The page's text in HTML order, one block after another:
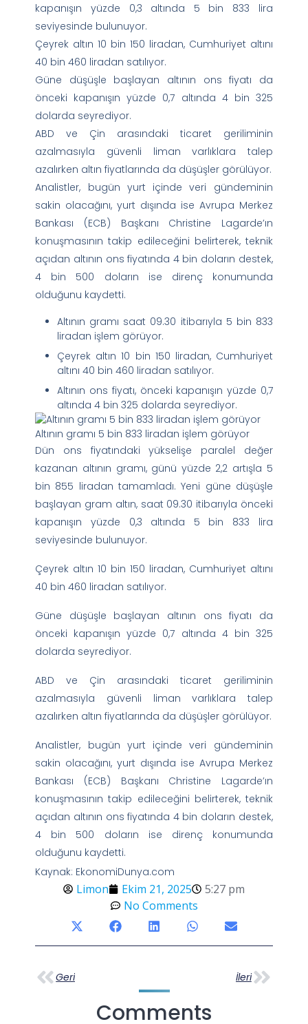
kapanışın yüzde 0,3 altında 5 bin 833 lira
seviyesinde bulunuyor.
Çeyrek altın 10 bin 150 liradan, Cumhuriyet altını
40 bin 460 liradan satılıyor.
Güne düşüşle başlayan altının ons fiyatı da
önceki kapanışın yüzde 0,7 altında 4 bin 325
dolarda seyrediyor.
ABD ve Çin arasındaki ticaret geriliminin
azalmasıyla güvenli liman varlıklara talep
azalırken altın fiyatlarında da düşüşler görülüyor.
Analistler, bugün yurt içinde veri gündeminin
sakin olacağını, yurt dışında ise Avrupa Merkez
Bankası (ECB) Başkanı Christine Lagarde’ın
konuşmasının takip edileceğini belirterek, teknik
açıdan altının ons fiyatında 4 bin doların destek,
4 bin 500 doların ise direnç konumunda
olduğunu kaydetti.
Altının gramı saat 09.30 itibarıyla 5 bin 833
liradan işlem görüyor.
Çeyrek altın 10 bin 150 liradan, Cumhuriyet
altını 40 bin 460 liradan satılıyor.
Altının ons fiyatı, önceki kapanışın yüzde 0,7
altında 4 bin 325 dolarda seyrediyor.
Altının gramı 5 bin 833 liradan işlem görüyor
Dün ons fiyatındaki yükselişe paralel değer
kazanan altının gramı, günü yüzde 2,2 artışla 5
bin 855 liradan tamamladı. Yeni güne düşüşle
başlayan gram altın, saat 09.30 itibarıyla önceki
kapanışın yüzde 0,3 altında 5 bin 833 lira
seviyesinde bulunuyor.
Çeyrek altın 10 bin 150 liradan, Cumhuriyet altını
40 bin 460 liradan satılıyor.
Güne düşüşle başlayan altının ons fiyatı da
önceki kapanışın yüzde 0,7 altında 4 bin 325
dolarda seyrediyor.
ABD ve Çin arasındaki ticaret geriliminin
azalmasıyla güvenli liman varlıklara talep
azalırken altın fiyatlarında da düşüşler görülüyor.
Analistler, bugün yurt içinde veri gündeminin
sakin olacağını, yurt dışında ise Avrupa Merkez
Bankası (ECB) Başkanı Christine Lagarde’ın
konuşmasının takip edileceğini belirterek, teknik
açıdan altının ons fiyatında 4 bin doların destek,
4 bin 500 doların ise direnç konumunda
olduğunu kaydetti.
Kaynak: EkonomiDunya.com
Limon Ekim 21, 2025
5:27 pm
No Comments
Geri İleri
Comments